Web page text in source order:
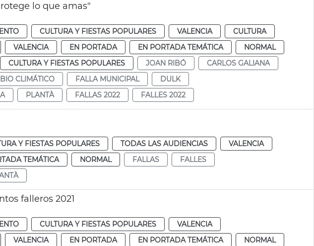
lo que amas"
CULTURA Y FIESTAS POPULARES VALENCIA
CULTURA
VALENCIA EN PORTADA EN PORTADA TEMÁTICA
NORMAL
CULTURA Y FIESTAS POPULARES JOAN RIBÓ
CARLOS GALIANA
CLIMÁTICO FALLA MUNICIPAL
DULK
PLANTÀ FALLAS 2022 FALLES 2022
Y FIESTAS POPULARES TODAS LAS AUDIENCIAS
VALENCIA
TEMÁTICA NORMAL FALLAS
FALLES
falleros 2021
CULTURA Y FIESTAS POPULARES
VALENCIA
VALENCIA EN PORTADA EN PORTADA TEMÁTICA
NORMAL